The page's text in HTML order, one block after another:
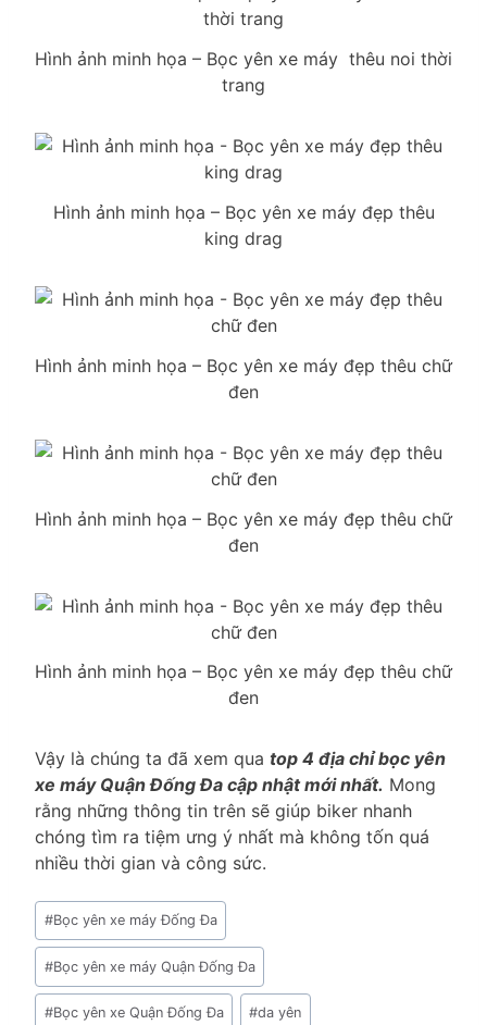
Hình ảnh minh họa – Bọc yên xe máy thêu noi thời
trang
Hình ảnh minh họa – Bọc yên xe máy đẹp thêu
king drag
Hình ảnh minh họa – Bọc yên xe máy đẹp thêu chữ
đen
Hình ảnh minh họa – Bọc yên xe máy đẹp thêu chữ
đen
Hình ảnh minh họa – Bọc yên xe máy đẹp thêu chữ
đen
Vậy là chúng ta đã xem qua top 4 địa chỉ bọc yên
xe máy Quận Đống Đa cập nhật mới nhất. Mong
rằng những thông tin trên sẽ giúp biker nhanh
chóng tìm ra tiệm ưng ý nhất mà không tốn quá
nhiều thời gian và công sức.
Post
Tags:
#Bọc yên xe máy Đống Đa
#Bọc yên xe máy Quận Đống Đa
#Bọc yên xe Quận Đống Đa #da yên